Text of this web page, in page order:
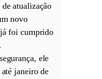
atualização
novo
foi cumprido
ele
janeiro de